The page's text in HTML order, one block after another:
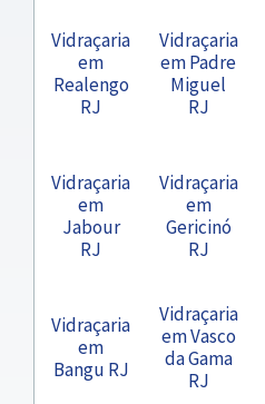
Vidraçaria
em
Realengo
RJ
Vidraçaria
em Padre
Miguel
RJ
Vidraçaria
em
Jabour
RJ
Vidraçaria
em
Gericinó
RJ
Vidraçaria
em
Bangu RJ
Vidraçaria
em Vasco
da Gama
RJ